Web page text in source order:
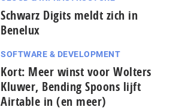
Schwarz Digits meldt zich in
Benelux
SOFTWARE & DEVELOPMENT
Kort: Meer winst voor Wolters
Kluwer, Bending Spoons lijft
Airtable in (en meer)